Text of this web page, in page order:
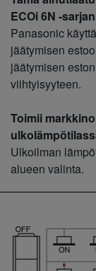
ECOi 6N -
Panasonic
jäätymisen
jäätymisen
viihtyisyyteen.
Toimii
Ulkoilman
alueen valinta.